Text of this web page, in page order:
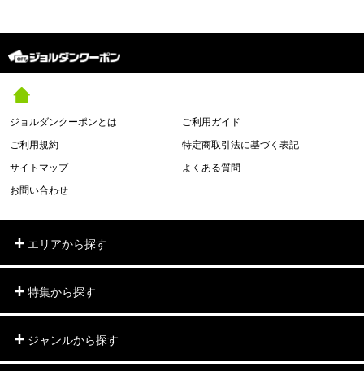
ジョルダンクーポンとは
ご利用ガイド
ご利用規約
特定商取引法に基づく表記
サイトマップ
よくある質問
お問い合わせ
エリアから探す
特集から探す
ジャンルから探す